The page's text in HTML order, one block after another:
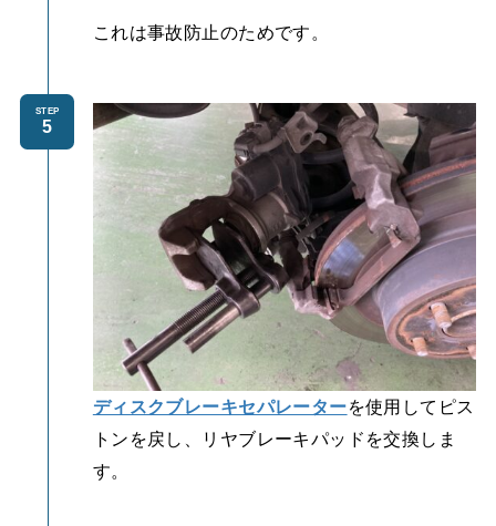
これは事故防止のためです。
STEP
ディスクブレーキセパレーターを使用してピス
トンを戻し、リヤブレーキパッドを交換しま
す。